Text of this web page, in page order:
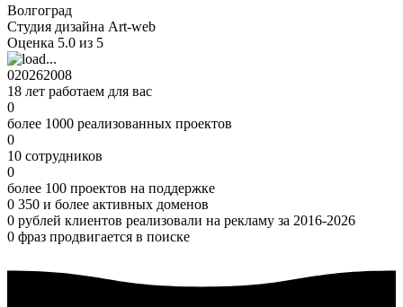
Волгоград
Студия дизайна Art-web
Оценка 5.0 из 5
020262008
18 лет работаем для вас
0
более 1000 реализованных проектов
0
10 сотрудников
0
более 100 проектов на поддержке
0 350 и более активных доменов
0 рублей клиентов реализовали на рекламу за 2016-2026
0 фраз продвигается в поиске